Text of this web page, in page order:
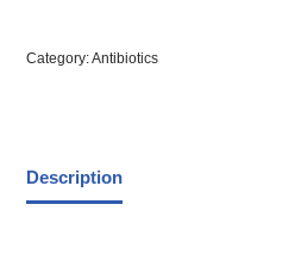
Category:Antibiotics
Description